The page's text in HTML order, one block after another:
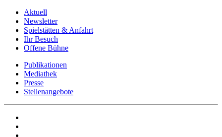
Aktuell
Newsletter
Spielstätten & Anfahrt
Ihr Besuch
Offene Bühne
Publikationen
Mediathek
Presse
Stellenangebote